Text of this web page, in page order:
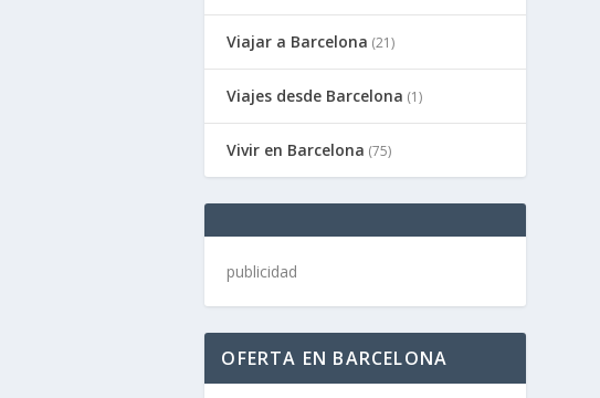
Viajar a Barcelona (21)
Viajes desde Barcelona (1)
Vivir en Barcelona (75)
publicidad
OFERTA EN BARCELONA